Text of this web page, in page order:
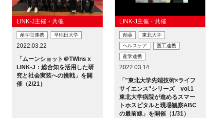
LINK-J主催・共催
産学官連携 早稲田大学
2022.03.22
「ムーンショット＠TWIns x
LINK-J：総合知を活用した研
究と社会実装への挑戦」を開
催（2/21）
LINK-J主催・共催
創薬
東北大学
ヘルスケア
医工連携
産学連携
2022.03.14
「"東北大学先端技術×ライフ
サイエンス"シリーズ vol.1
東北大学病院が進めるスマー
トホスピタルと現場観察ABC
の最前線」を開催（1/31）